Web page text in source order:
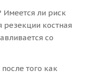
Имеется ли риск
костная
со
того как